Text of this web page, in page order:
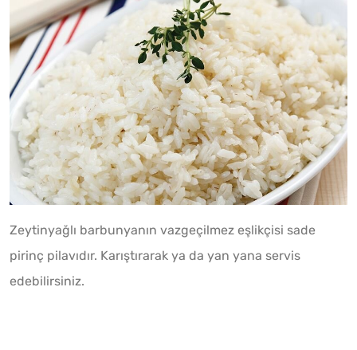
Zeytinyağlı barbunyanın vazgeçilmez eşlikçisi sade
pirinç pilavıdır. Karıştırarak ya da yan yana servis
edebilirsiniz.